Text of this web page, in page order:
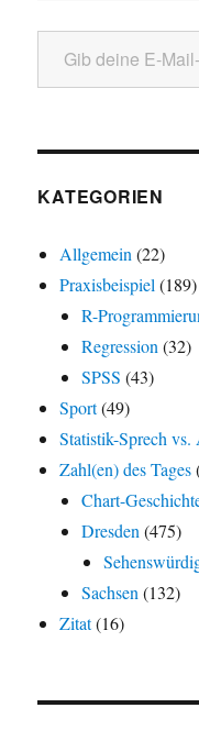
Gib deine E-Mail-Adresse ein ...
KATEGORIEN
Allgemein(22)
Praxisbeispiel(189)
R-
Regression(32)
SPSS (43)
Sport(49)
Statistik-Sprech vs.
Zahl(en) des Tages
Chart-
Dresden(475)
Sachsen(132)
Zitat(16)